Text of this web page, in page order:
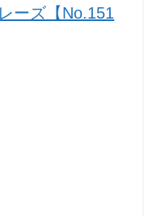
ーズ【No.151